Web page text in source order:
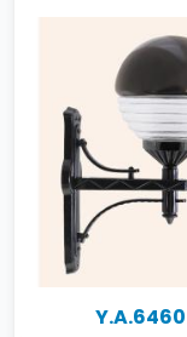
Y.A.6460